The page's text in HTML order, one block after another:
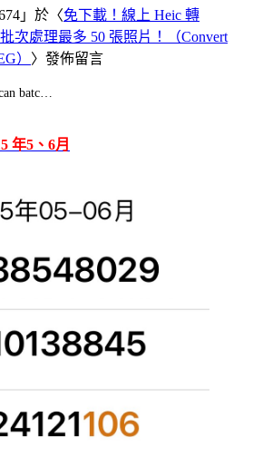
」於〈免下載！線上 Heic 轉
次處理最多 50 張照片！（Convert
） 〉發佈留言
batc…
年5、6月